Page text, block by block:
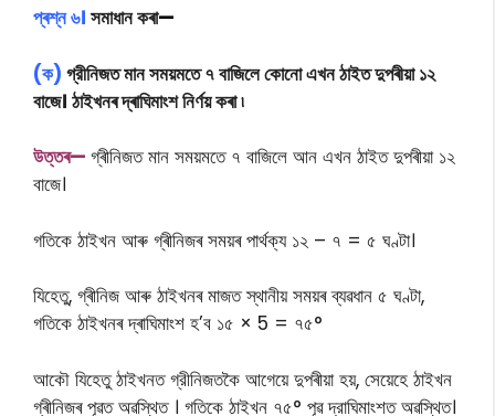
প্ৰশ্ন ৬। সমাধান কৰা—
(ক) গ্রীনিজত মান সময়মতে ৭ বাজিলে কোনো এখন ঠাইত দুপৰীয়া ১২
বাজে। ঠাইখনৰ দ্ৰাঘিমাংশ নির্ণয় কৰা ৷
উত্তৰ— গ্ৰীনিজত মান সময়মতে ৭ বাজিলে আন এখন ঠাইত দুপৰীয়া ১২
বাজে।
গতিকে ঠাইখন আৰু গ্ৰীনিজৰ সময়ৰ পাৰ্থক্য ১২ – ৭ = ৫ ঘণ্টা।
যিহেতু, গ্ৰীনিজ আৰু ঠাইখনৰ মাজত স্থানীয় সময়ৰ ব্যৱধান ৫ ঘণ্টা,
গতিকে ঠাইখনৰ দ্ৰাঘিমাংশ হ’ব ১৫ × 5 = ৭৫°
আকৌ যিহেতু ঠাইখনত গ্রীনিজতকৈ আগেয়ে দুপৰীয়া হয়, সেয়েহে ঠাইখন
গ্ৰীনিজৰ পূৱত অৱস্থিত । গতিকে ঠাইখন ৭৫° পূৱ দ্রাঘিমাংশত অৱস্থিত।